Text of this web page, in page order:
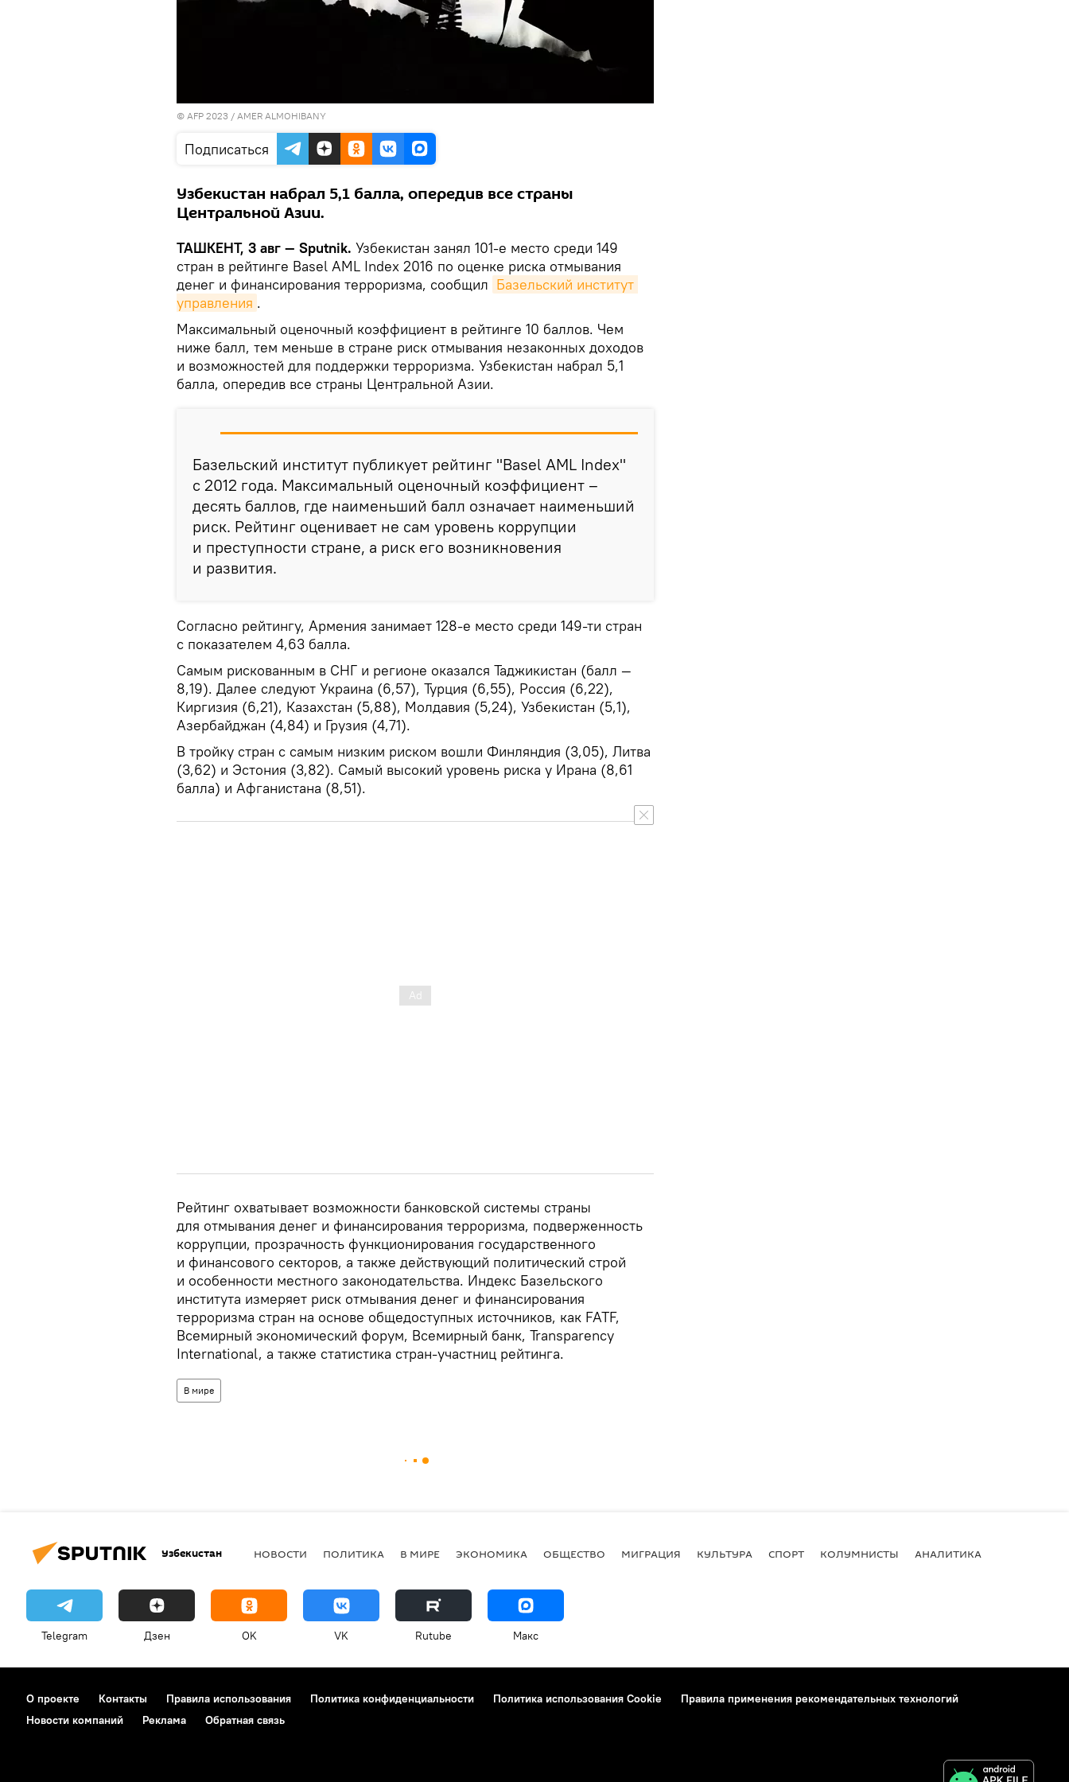
© AFP 2023 / AMER ALMOHIBANY
Подписаться
Узбекистан набрал 5,1 балла, опередив все страны
Центральной Азии.
ТАШКЕНТ, 3 авг — Sputnik. Узбекистан занял 101-е место среди 149
стран в рейтинге Basel AML Index 2016 по оценке риска отмывания
денег и финансирования терроризма, сообщил Базельский институт
управления .
Максимальный оценочный коэффициент в рейтинге 10 баллов. Чем
ниже балл, тем меньше в стране риск отмывания незаконных доходов
и возможностей для поддержки терроризма. Узбекистан набрал 5,1
балла, опередив все страны Центральной Азии.
Базельский институт публикует рейтинг "Basel AML Index"
с 2012 года. Максимальный оценочный коэффициент –
десять баллов, где наименьший балл означает наименьший
риск. Рейтинг оценивает не сам уровень коррупции
и преступности стране, а риск его возникновения
и развития.
Согласно рейтингу, Армения занимает 128-е место среди 149-ти стран
с показателем 4,63 балла.
Самым рискованным в СНГ и регионе оказался Таджикистан (балл —
8,19). Далее следуют Украина (6,57), Турция (6,55), Россия (6,22),
Киргизия (6,21), Казахстан (5,88), Молдавия (5,24), Узбекистан (5,1),
Азербайджан (4,84) и Грузия (4,71).
В тройку стран с самым низким риском вошли Финляндия (3,05), Литва
(3,62) и Эстония (3,82). Самый высокий уровень риска у Ирана (8,61
балла) и Афганистана (8,51).
Рейтинг охватывает возможности банковской системы страны
для отмывания денег и финансирования терроризма, подверженность
коррупции, прозрачность функционирования государственного
и финансового секторов, а также действующий политический строй
и особенности местного законодательства. Индекс Базельского
института измеряет риск отмывания денег и финансирования
терроризма стран на основе общедоступных источников, как FATF,
Всемирный экономический форум, Всемирный банк, Transparency
International, а также статистика стран-участниц рейтинга.
В мире
Узбекистан НОВОСТИ ПОЛИТИКА В МИРЕ ЭКОНОМИКА ОБЩЕСТВО МИГРАЦИЯ КУЛЬТУРА СПОРТ КОЛУМНИСТЫ АНАЛИТИКА
Telegram Дзен OK VK Rutube Макс
О проекте Контакты Правила использования Политика конфиденциальности Политика использования Cookie
Правила применения рекомендательных технологий
Новости компаний
Реклама Обратная связь